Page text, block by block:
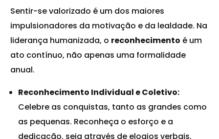
Sentir-se valorizado é um dos maiores
impulsionadores da motivação e da lealdade. Na
liderança humanizada, o reconhecimento é um
ato contínuo, não apenas uma formalidade
anual.
Reconhecimento Individual e Coletivo:
Celebre as conquistas, tanto as grandes como
as pequenas. Reconheça o esforço e a
dedicação, seja através de elogios verbais,